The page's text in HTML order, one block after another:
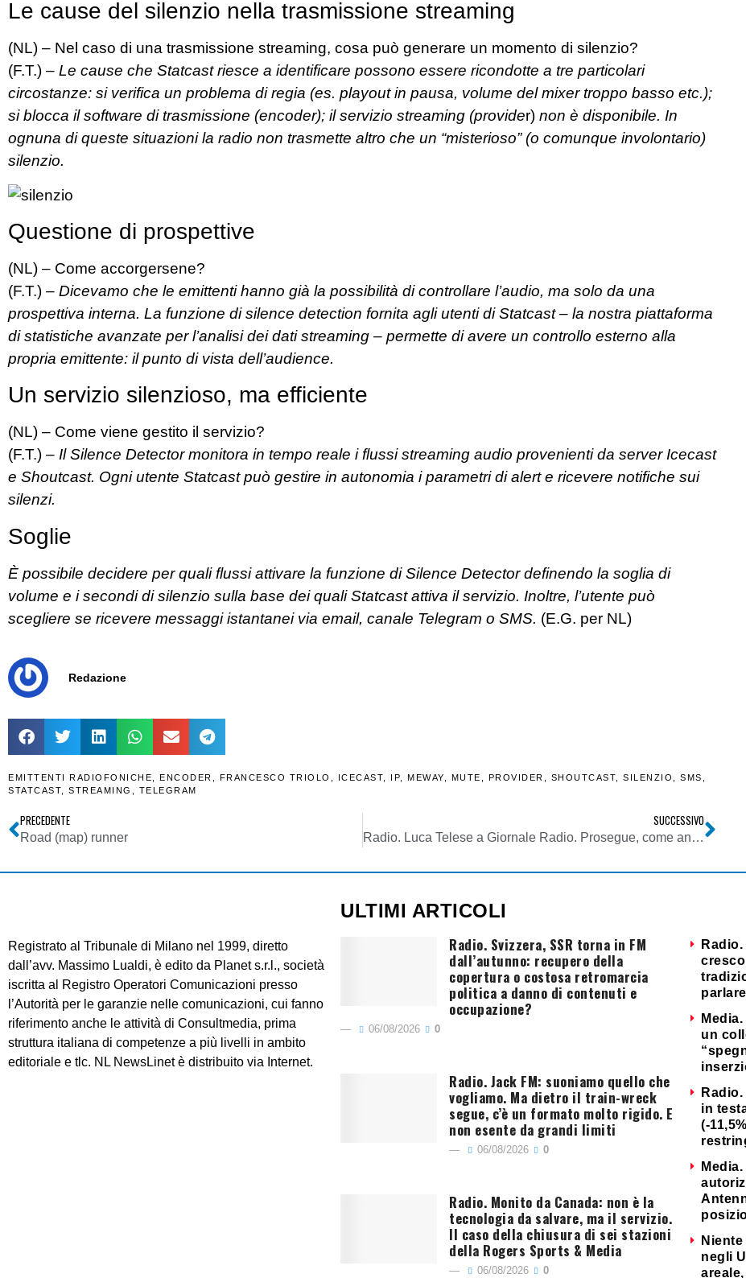
Le cause del silenzio nella trasmissione streaming
(NL) – Nel caso di una trasmissione streaming, cosa può generare un momento di silenzio?
(F.T.) – Le cause che Statcast riesce a identificare possono essere ricondotte a tre particolari
circostanze: si verifica un problema di regia (es. playout in pausa, volume del mixer troppo basso etc.);
si blocca il software di trasmissione (encoder); il servizio streaming (provider) non è disponibile. In
ognuna di queste situazioni la radio non trasmette altro che un “misterioso” (o comunque involontario)
silenzio.
Questione di prospettive
(NL) – Come accorgersene?
(F.T.) – Dicevamo che le emittenti hanno già la possibilità di controllare l’audio, ma solo da una
prospettiva interna. La funzione di silence detection fornita agli utenti di Statcast – la nostra piattaforma
di statistiche avanzate per l’analisi dei dati streaming – permette di avere un controllo esterno alla
propria emittente: il punto di vista dell’audience.
Un servizio silenzioso, ma efficiente
(NL) – Come viene gestito il servizio?
(F.T.) – Il Silence Detector monitora in tempo reale i flussi streaming audio provenienti da server Icecast
e Shoutcast. Ogni utente Statcast può gestire in autonomia i parametri di alert e ricevere notifiche sui
silenzi.
Soglie
È possibile decidere per quali flussi attivare la funzione di Silence Detector definendo la soglia di
volume e i secondi di silenzio sulla base dei quali Statcast attiva il servizio. Inoltre, l’utente può
scegliere se ricevere messaggi istantanei via email, canale Telegram o SMS. (E.G. per NL)
Redazione
EMITTENTI RADIOFONICHE ENCODER FRANCESCO TRIOLO ICECAST IP MEWAY MUTE PROVIDER SHOUTCAST SILENZIO SMS
STATCAST
STREAMING TELEGRAM
PRECEDENTE
Road (map) runner
SUCCESSIVO
Radio. Luca Telese a Giornale Radio. Prosegue, come anticipato, il processo di sviluppo della all news multipiattaforma di Zambarelli
Registrato al Tribunale di Milano nel 1999, diretto
dall’avv. Massimo Lualdi, è edito da Planet s.r.l., società
iscritta al Registro Operatori Comunicazioni presso
l’Autorità per le garanzie nelle comunicazioni, cui fanno
riferimento anche le attività di Consultmedia, prima
struttura italiana di competenze a più livelli in ambito
editoriale e tlc. NL NewsLinet è distribuito via Internet.
ULTIMI ARTICOLI
Radio. Svizzera, SSR torna in FM
dall’autunno: recupero della
copertura o costosa retromarcia
politica a danno di contenuti e
occupazione?
06/08/2026 0
Radio. Jack FM: suoniamo quello che
vogliamo. Ma dietro il train-wreck
segue, c’è un formato molto rigido. E
non esente da grandi limiti
06/08/2026 0
Radio. Monito da Canada: non è la
tecnologia da salvare, ma il servizio.
Il caso della chiusura di sei stazioni
della Rogers Sports & Media
06/08/2026 0
un
in
(-
negli